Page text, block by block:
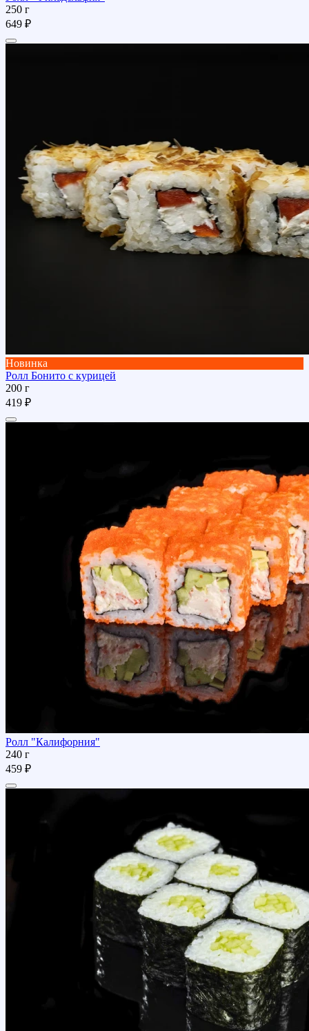
250 г
649 ₽
Новинка
Ролл Бонито с курицей
200 г
419 ₽
Ролл "Калифорния"
240 г
459 ₽